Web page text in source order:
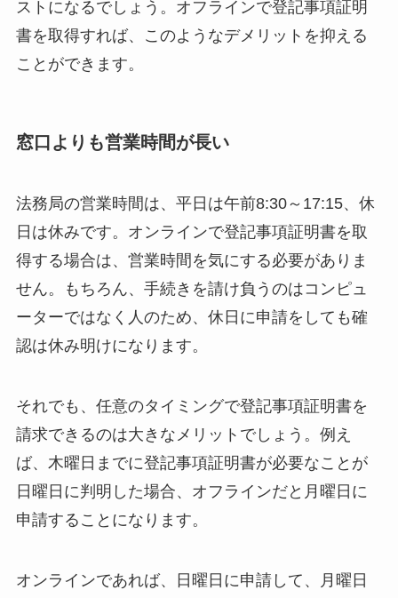
ストになるでしょう。オフラインで登記事項証明
書を取得すれば、このようなデメリットを抑える
ことができます。
窓口よりも営業時間が長い
法務局の営業時間は、平日は午前8:30～17:15、休
日は休みです。オンラインで登記事項証明書を取
得する場合は、営業時間を気にする必要がありま
せん。もちろん、手続きを請け負うのはコンピュ
ーターではなく人のため、休日に申請をしても確
認は休み明けになります。
それでも、任意のタイミングで登記事項証明書を
請求できるのは大きなメリットでしょう。例え
ば、木曜日までに登記事項証明書が必要なことが
日曜日に判明した場合、オフラインだと月曜日に
申請することになります。
オンラインであれば、日曜日に申請して、月曜日